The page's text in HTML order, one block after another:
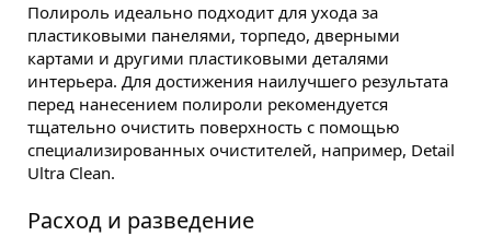
Полироль идеально подходит для ухода за
пластиковыми панелями, торпедо, дверными
картами и другими пластиковыми деталями
интерьера. Для достижения наилучшего результата
перед нанесением полироли рекомендуется
тщательно очистить поверхность с помощью
специализированных очистителей, например, Detail
Ultra Clean.
Расход и разведение